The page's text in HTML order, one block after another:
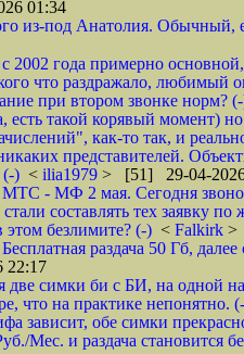
01:34
из-под Анатолия. Обычный,
2002 года примерно
что раздражало, любимый
при втором звонке норм?
есть такой корявый момент)
как-то так, и
представителей.
(-) < ilia1979 > [51] 29-04-
- МФ 2 мая. Сегодня звонок
составлять тех заявку
этом безлимите? (-) < Falkirk >
раздача 50 Гб,
симки би с БИ, на одной
что на практике непонятно.
зависит, обе симки
Мес. и раздача становится